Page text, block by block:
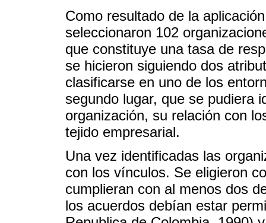
Como resultado de la
seleccionaron 102
que constituye una tasa de
se hicieron siguiendo dos
clasificarse en uno de los
segundo lugar, que se pudiera
organización, su relación con
tejido empresarial.
Una vez identificadas las
con los vínculos. Se eligieron
cumplieran con al menos dos
los acuerdos debían estar